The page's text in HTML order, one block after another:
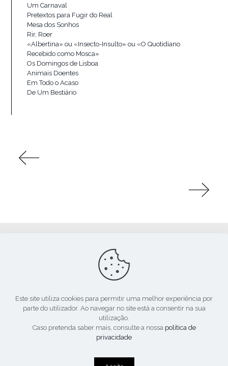
Um Carnaval
Pretextos para Fugir do Real
Mesa dos Sonhos
Rir, Roer
«Albertina» ou «Insecto-Insulto» ou «O Quotidiano
Recebido como Mosca»
Os Domingos de Lisboa
Animais Doentes
Em Todo o Acaso
De Um Bestiário
© 2020. Todos os direitos reservados.
Este site utiliza cookies para permitir uma melhor experiência por
parte do utilizador. Ao navegar no site está a consentir na sua
utilização.
Caso pretenda saber mais, consulte a nossa política de
privacidade